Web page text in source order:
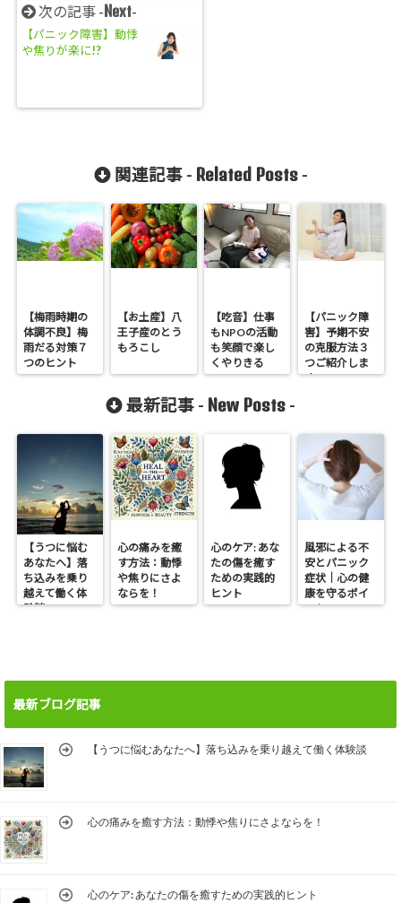
次の記事 - Next-
【パニック障害】動悸
や焦りが楽に!?
関連記事 - Related Posts-
【梅雨時期の
体調不良】梅
雨だる対策７
つのヒント
【お土産】八
王子産のとう
もろこし
【吃音】仕事
もNPOの活動
も笑顔で楽し
くやりきる
【パニック障
害】予期不安
の克服方法３
つご紹介しま
す
最新記事 - New Posts -
【うつに悩む
あなたへ】落
ち込みを乗り
越えて働く体
験談
心の痛みを癒
す方法：動悸
や焦りにさよ
ならを！
心のケア: あな
たの傷を癒す
ための実践的
ヒント
風邪による不
安とパニック
症状｜心の健
康を守るポイ
ント
最新ブログ記事
【うつに悩むあなたへ】落ち込みを乗り越えて働く体験談
心の痛みを癒す方法：動悸や焦りにさよならを！
心のケア: あなたの傷を癒すための実践的ヒント